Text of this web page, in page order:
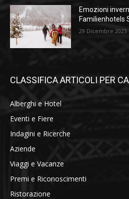
Emozioni
Familienhotels
29 Dicembre 2023
CLASSIFICA ARTICOLI PER
Alberghi e Hotel
Eventi e Fiere
Indagini e Ricerche
Aziende
Viaggi e Vacanze
Premi e Riconoscimenti
Ristorazione